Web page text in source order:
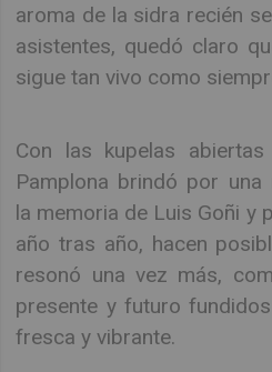
aroma de la sidra recién
asistentes, quedó claro
sigue tan vivo como
Con las kupelas
Pamplona brindó por una
la memoria de Luis Goñi y
año tras año, hacen
resonó una vez más,
presente y futuro
fresca y vibrante.